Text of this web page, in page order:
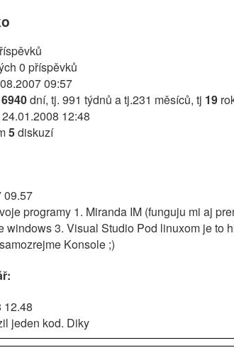
0 příspěvků
09:57
6940dní, tj. 991 týdnů a tj.231 měsíců, tj 19
12:48
5diskuzí
09.57
programy 1. Miranda IM (funguju mi aj
windows 3. Visual Studio Pod linuxom je to
Konsole ;)
12.48
jeden kod. Diky